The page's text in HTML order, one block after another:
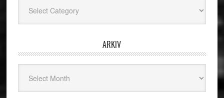
ARKIV